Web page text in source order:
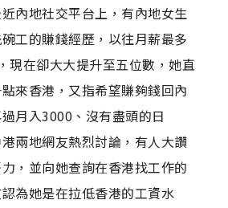
內地社交平台上，有內地女生
工的賺錢經歷，以往月薪最多
現在卻大大提升至五位數，她直
來香港，又指希望賺夠錢回內
月入3000、沒有盡頭的日
兩地網友熱烈討論，有人大讚
，並向她查詢在香港找工作的
為她是在拉低香港的工資水